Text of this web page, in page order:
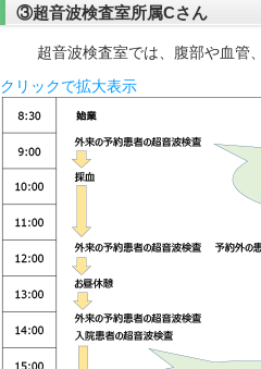
③超音波検査室所属Cさん
超音波検査室では、腹部や血管
クリックで拡大表示